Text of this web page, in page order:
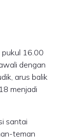
pukul 16.00
dengan
arus balik
menjadi
santai
teman